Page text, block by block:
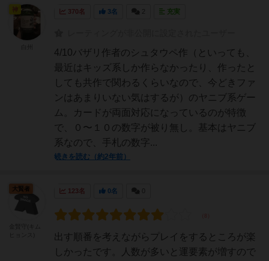
370名 3名 充実
4/10バザリ作者のシュタウペ作（といっても、
最近はキッズ系しか作らなかったり、作ったと
しても共作で関わるくらいなので、今どきファ
ンはあまりいない気はするが）のヤニブ系ゲー
ム。カードが両面対応になっているのが特徴
で、０〜１０の数字が被り無し。基本はヤニブ
系なので、手札の数字...
続きを読む（約2年前）
神
123名 0名
出す順番を考えながらプレイをするところが楽
しかったです。人数が多いと運要素が増すので
大賢者